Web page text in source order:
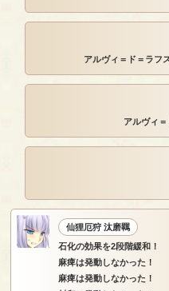
アルヴィ＝ド＝ラフ
アルヴィ
仙狸厄狩 汰磨羈
石化の効果を2段階緩和！
麻痺は発動しなかった！
麻痺は発動しなかった！